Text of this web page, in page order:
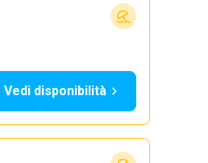
Vedi disponibilità